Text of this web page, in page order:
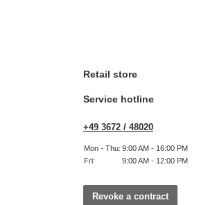
Retail store
Service hotline
+49 3672 / 48020
Mon - Thu: 9:00 AM - 16:00 PM
Fri:
9:00 AM - 12:00 PM
Revoke a contract